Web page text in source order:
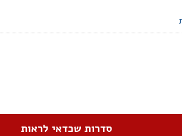
סדרות שכדאי לראות